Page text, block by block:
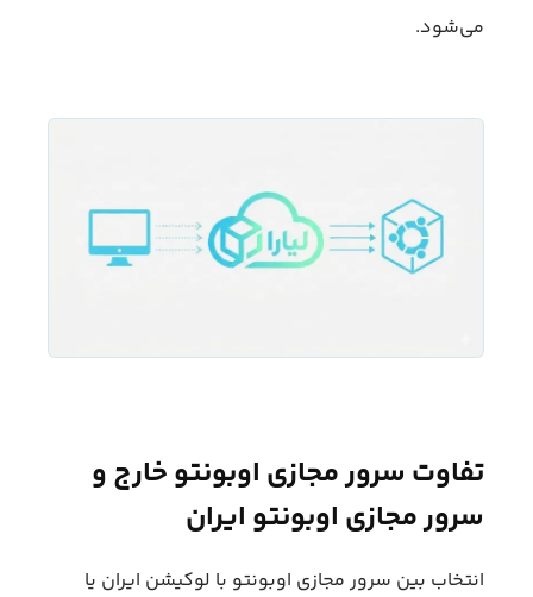
می‌شود.
تفاوت سرور مجازی اوبونتو خارج و
سرور مجازی اوبونتو ایران
انتخاب بین سرور مجازی اوبونتو با لوکیشن ایران یا